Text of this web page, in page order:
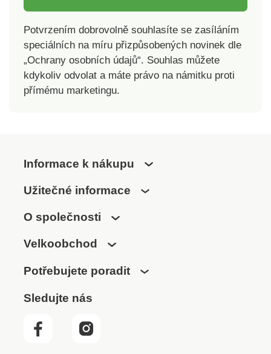
Potvrzením dobrovolně souhlasíte se zasíláním
speciálních na míru přizpůsobených novinek dle
„Ochrany osobních údajů“. Souhlas můžete
kdykoliv odvolat a máte právo na námitku proti
přímému marketingu.
Informace k nákupu
Užitečné informace
O společnosti
Velkoobchod
Potřebujete poradit
Sledujte nás